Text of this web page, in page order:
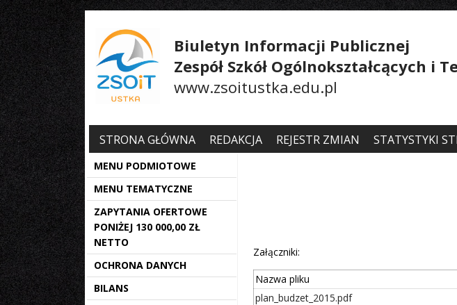
Biuletyn Informacji Publicznej
Zespół Szkół Ogólnokształcących i
www.zsoitustka.edu.pl
STRONA GŁÓWNA REDAKCJA REJESTR ZMIAN STATYSTYKI
MENU PODMIOTOWE
MENU TEMATYCZNE
ZAPYTANIA OFERTOWE
PONIŻEJ 130 000,00 ZŁ
NETTO
OCHRONA DANYCH
BILANS
Załączniki:
Nazwa pliku
plan_budzet_2015.pdf